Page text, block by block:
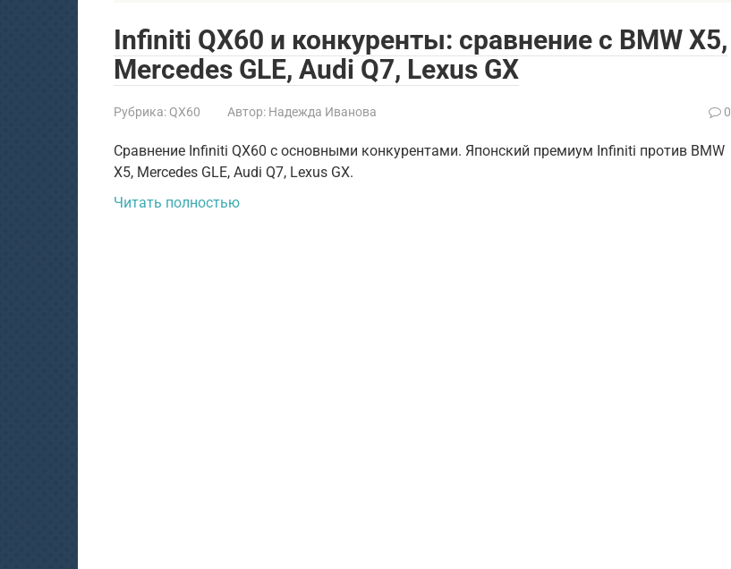
Infiniti QX60 и конкуренты: сравнение с BMW X5,
Mercedes GLE, Audi Q7, Lexus GX
Рубрика:QX60 Автор: Надежда Иванова 0
Сравнение Infiniti QX60 с основными конкурентами. Японский премиум Infiniti против BMW
X5, Mercedes GLE, Audi Q7, Lexus GX.
Читать полностью